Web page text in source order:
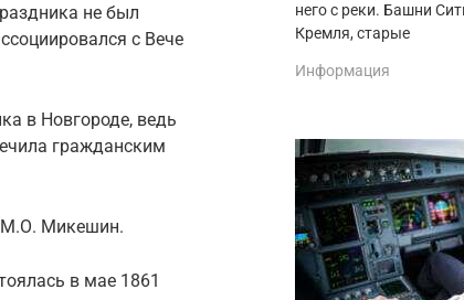
не был
с Вече
в Новгороде, ведь
гражданским
М.О. Микешин.
в мае 1861
него с реки. Башни
Кремля, старые
Информация